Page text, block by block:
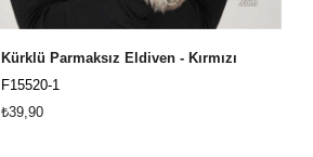
Kürklü Parmaksız Eldiven - Kırmızı
F15520-1
₺39,90